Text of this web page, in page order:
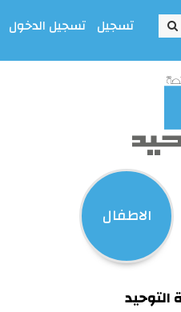
تسجيل تسجيل الدخول
الاطفال